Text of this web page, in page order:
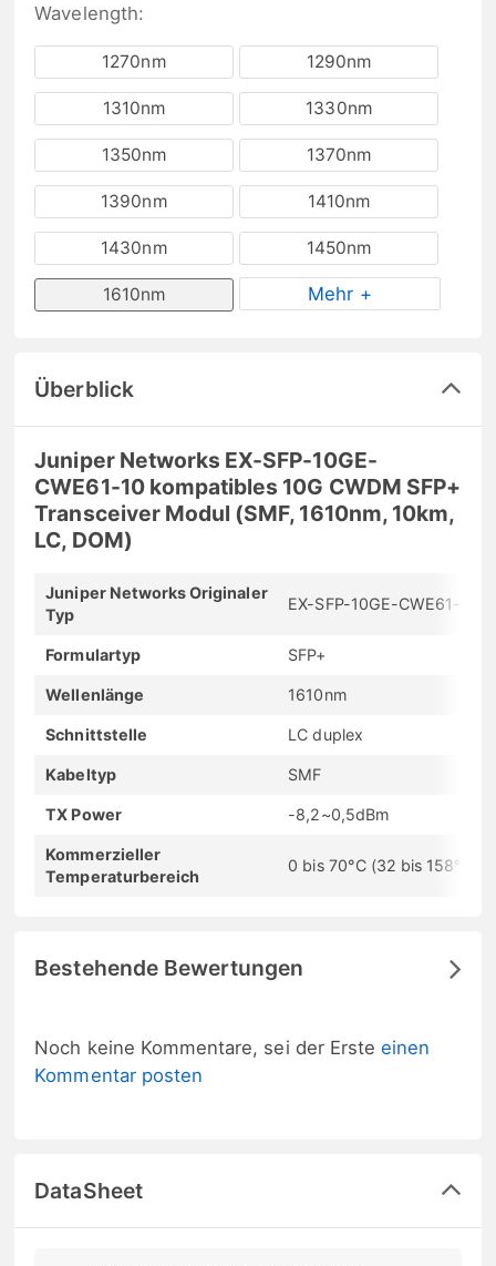
Wavelength:
1270nm 1290nm
1310nm 1330nm
1350nm 1370nm
1390nm 1410nm
1430nm 1450nm
1610nm Mehr +
Überblick
Juniper Networks EX-SFP-10GE-
CWE61-10 kompatibles 10G CWDM SFP+
Transceiver Modul (SMF, 1610nm, 10km,
LC, DOM)
Juniper Networks Originaler
Typ
EX-SFP-10GE-CWE61-10
Formulartyp SFP+
Wellenlänge 1610nm
Schnittstelle LC duplex
Kabeltyp SMF
TX Power -8,2~0,5dBm
Kommerzieller
Temperaturbereich
0 bis 70°C (32 bis 158°F)
Bestehende Bewertungen
Noch keine Kommentare, sei der Ersteeinen
Kommentar posten
DataSheet